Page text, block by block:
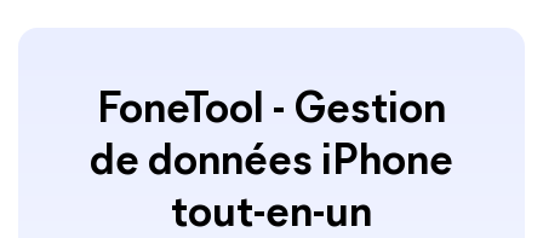
FoneTool - Gestion
de données iPhone
tout-en-un